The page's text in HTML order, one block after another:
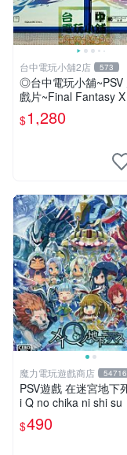
台中電玩小舖2店 573
◎台中電玩小舖~PSV
戲片~Final Fantasy
D 太空戰士 10 / 10-2
$1,280
魔力電玩遊戲商店 54716
PSV遊戲 在迷宮地下
i Q no chika ni shi su
版 附特典【板橋魔力】
$490